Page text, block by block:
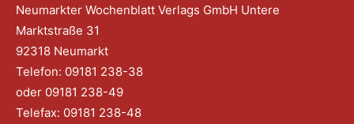
Neumarkter Wochenblatt Verlags GmbH Untere
Marktstraße 31
92318 Neumarkt
Telefon: 09181 238-38
oder 09181 238-49
Telefax: 09181 238-48